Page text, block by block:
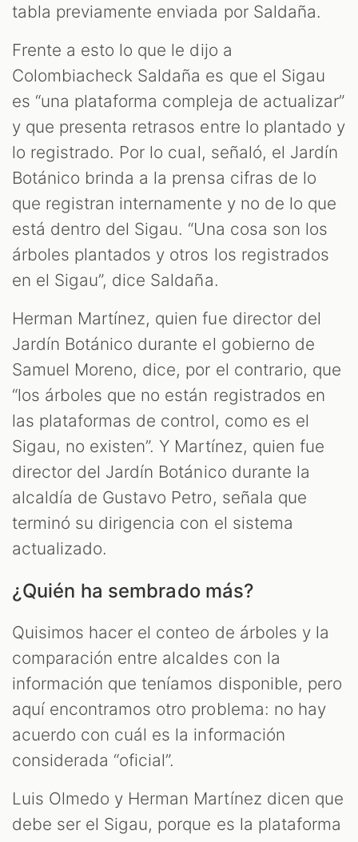
tabla previamente enviada por Saldaña.
Frente a esto lo que le dijo a
Colombiacheck Saldaña es que el Sigau
es “una plataforma compleja de actualizar”
y que presenta retrasos entre lo plantado y
lo registrado. Por lo cual, señaló, el Jardín
Botánico brinda a la prensa cifras de lo
que registran internamente y no de lo que
está dentro del Sigau. “Una cosa son los
árboles plantados y otros los registrados
en el Sigau”, dice Saldaña.
Herman Martínez, quien fue director del
Jardín Botánico durante el gobierno de
Samuel Moreno, dice, por el contrario, que
“los árboles que no están registrados en
las plataformas de control, como es el
Sigau, no existen”. Y Martínez, quien fue
director del Jardín Botánico durante la
alcaldía de Gustavo Petro, señala que
terminó su dirigencia con el sistema
actualizado.
¿Quién ha sembrado más?
Quisimos hacer el conteo de árboles y la
comparación entre alcaldes con la
información que teníamos disponible, pero
aquí encontramos otro problema: no hay
acuerdo con cuál es la información
considerada “oficial”.
Luis Olmedo y Herman Martínez dicen que
debe ser el Sigau, porque es la plataforma